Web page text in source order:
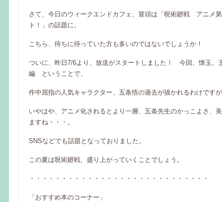
さて、今日のウィークエンドカフェ、冒頭は「呪術廻戦 アニメ
ト！」の話題に。
こちら、待ちに待っていた方も多いのではないでしょうか！
ついに、昨日7/6より、放送がスタートしました！ 今回、懐玉、
編 ということで、
作中屈指の人気キャラクター、五条悟の過去が描かれるわけです
いやはや、アニメ化されるとより一層、五条先生のかっこよさ、
ますね・・・。
SNSなどでも話題となっておりました。
この夏は呪術廻戦、盛り上がっていくことでしょう。
・・・・・・・・・・・・・・・・・・・・・・・・・・・・
「おすすめ本のコーナー」